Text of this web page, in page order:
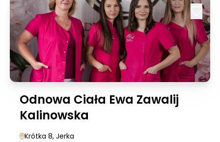
Odnowa Ciała Ewa Zawalij
Kalinowska
Krótka 8, Jerka